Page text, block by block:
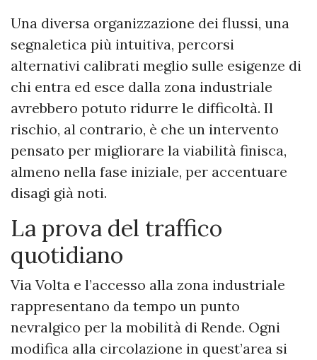
Una diversa organizzazione dei flussi, una
segnaletica più intuitiva, percorsi
alternativi calibrati meglio sulle esigenze di
chi entra ed esce dalla zona industriale
avrebbero potuto ridurre le difficoltà. Il
rischio, al contrario, è che un intervento
pensato per migliorare la viabilità finisca,
almeno nella fase iniziale, per accentuare
disagi già noti.
La prova del traffico
quotidiano
Via Volta e l’accesso alla zona industriale
rappresentano da tempo un punto
nevralgico per la mobilità di Rende. Ogni
modifica alla circolazione in quest’area si